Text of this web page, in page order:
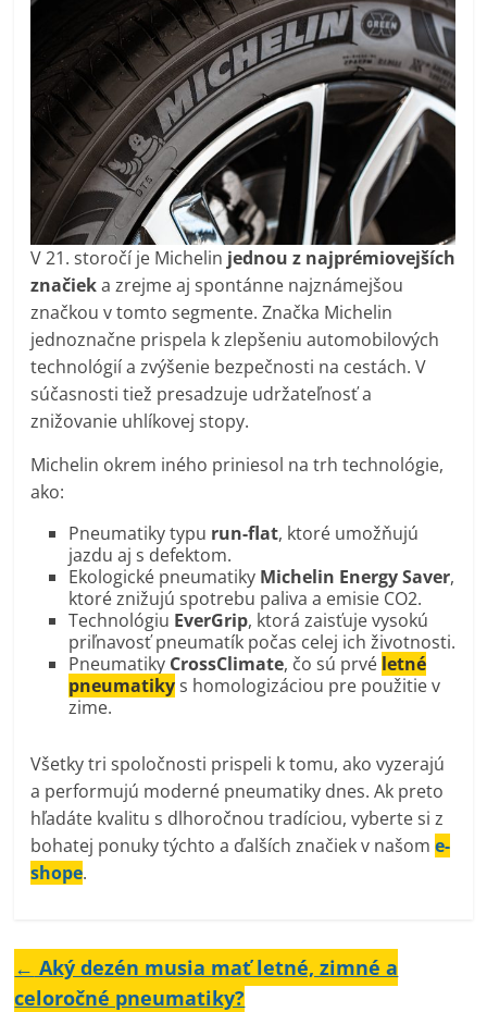
V 21. storočí je Michelin jednou z najprémiovejších
značieka zrejme aj spontánne najznámejšou
značkou v tomto segmente. Značka Michelin
jednoznačne prispela k zlepšeniu automobilových
technológií a zvýšenie bezpečnosti na cestách. V
súčasnosti tiež presadzuje udržateľnosť a
znižovanie uhlíkovej stopy.
Michelin okrem iného priniesol na trh technológie,
ako:
Pneumatiky typu run-flat, ktoré umožňujú
jazdu aj s defektom.
Ekologické pneumatiky Michelin Energy Saver,
ktoré znižujú spotrebu paliva a emisie CO2.
Technológiu EverGrip, ktorá zaisťuje vysokú
priľnavosť pneumatík počas celej ich životnosti.
Pneumatiky CrossClimate, čo sú prvé letné
pneumatikys homologizáciou pre použitie v
zime.
Všetky tri spoločnosti prispeli k tomu, ako vyzerajú
a performujú moderné pneumatiky dnes. Ak preto
hľadáte kvalitu s dlhoročnou tradíciou, vyberte si z
bohatej ponuky týchto a ďalších značiek v našome-
shope.
← Aký dezén musia mať letné, zimné a
celoročné pneumatiky?